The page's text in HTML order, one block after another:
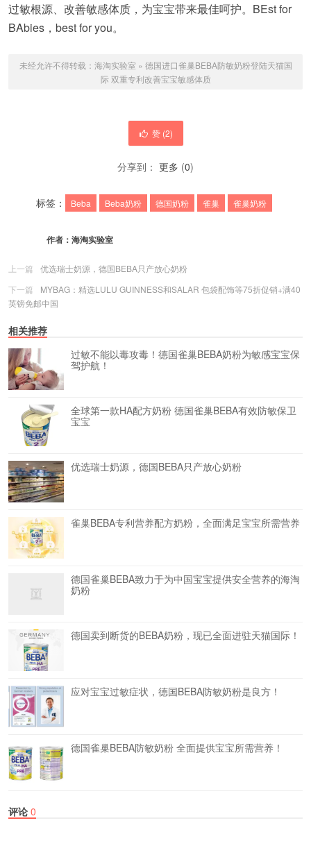
过敏根源、改善敏感体质，为宝宝带来最佳呵护。BEst for
BAbies，best for you。
未经允许不得转载： 海淘实验室 » 德国进口雀巢BEBA防敏奶粉登陆天猫国
际 双重专利改善宝宝敏感体质
赞 (2)
分享到： 更多 (0)
标签： Beba Beba奶粉 德国奶粉 雀巢 雀巢奶粉
作者： 海淘实验室
上一篇
优选瑞士奶源，德国BEBA只产放心奶粉
下一篇
MYBAG：精选LULU GUINNESS和SALAR 包袋配饰等75折促销+满40
英镑免邮中国
相关推荐
过敏不能以毒攻毒！德国雀巢BEBA奶粉为敏感宝宝保
驾护航！
全球第一款HA配方奶粉 德国雀巢BEBA有效防敏保卫
宝宝
优选瑞士奶源，德国BEBA只产放心奶粉
雀巢BEBA专利营养配方奶粉，全面满足宝宝所需营养
德国雀巢BEBA致力于为中国宝宝提供安全营养的海淘
奶粉
德国卖到断货的BEBA奶粉，现已全面进驻天猫国际！
应对宝宝过敏症状，德国BEBA防敏奶粉是良方！
德国雀巢BEBA防敏奶粉 全面提供宝宝所需营养！
评论 0